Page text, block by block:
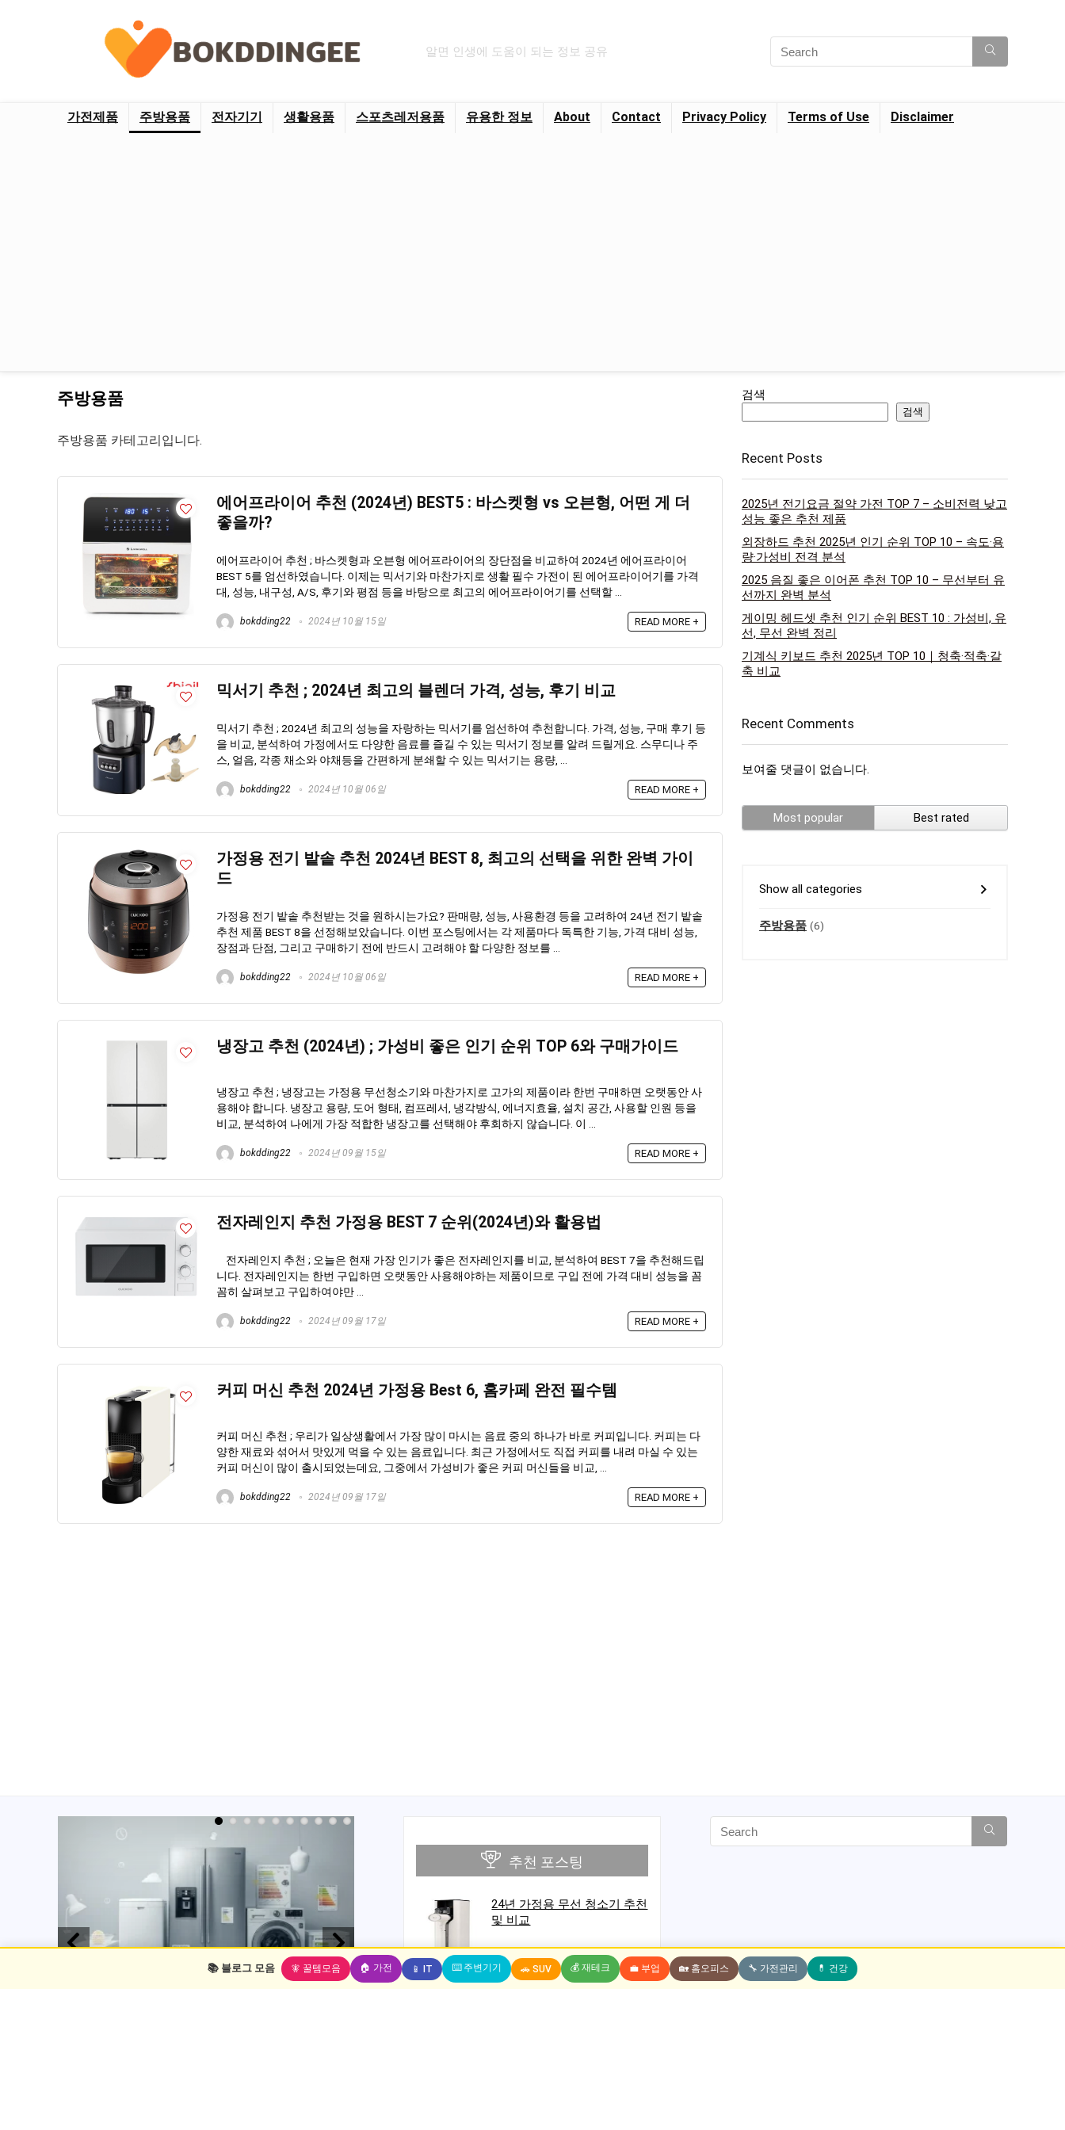
알면 인생에 도움이 되는 정보 공유
가전제품 주방용품 전자기기 생활용품 스포츠레저용품 유용한 정보 About Contact Privacy Policy Terms of Use Disclaimer
주방용품
주방용품 카테고리입니다.
에어프라이어 추천 (2024년) BEST5 : 바스켓형 vs 오븐형, 어떤 게 더
좋을까?
에어프라이어 추천 ; 바스켓형과 오븐형 에어프라이어의 장단점을 비교하여 2024년 에어프라이어
BEST 5를 엄선하였습니다. 이제는 믹서기와 마찬가지로 생활 필수 가전이 된 에어프라이어기를 가격
대, 성능, 내구성, A/S, 후기와 평점 등을 바탕으로 최고의 에어프라이어기를 선택할 ...
bokdding22 2024년 10월 15일 READ MORE +
믹서기 추천 ; 2024년 최고의 블렌더 가격, 성능, 후기 비교
믹서기 추천 ; 2024년 최고의 성능을 자랑하는 믹서기를 엄선하여 추천합니다. 가격, 성능, 구매 후기 등
을 비교, 분석하여 가정에서도 다양한 음료를 즐길 수 있는 믹서기 정보를 알려 드릴게요. 스무디나 주
스, 얼음, 각종 채소와 야채등을 간편하게 분쇄할 수 있는 믹서기는 용량, ...
bokdding22 2024년 10월 06일 READ MORE +
가정용 전기 밭솥 추천 2024년 BEST 8, 최고의 선택을 위한 완벽 가이
드
가정용 전기 밭솥 추천받는 것을 원하시는가요? 판매량, 성능, 사용환경 등을 고려하여 24년 전기 밭솥
추천 제품 BEST 8을 선정해보았습니다. 이번 포스팅에서는 각 제품마다 독특한 기능, 가격 대비 성능,
장점과 단점, 그리고 구매하기 전에 반드시 고려해야 할 다양한 정보를 ...
bokdding22 2024년 10월 06일 READ MORE +
냉장고 추천 (2024년) ; 가성비 좋은 인기 순위 TOP 6와 구매가이드
냉장고 추천 ; 냉장고는 가정용 무선청소기와 마찬가지로 고가의 제품이라 한번 구매하면 오랫동안 사
용해야 합니다. 냉장고 용량, 도어 형태, 컴프레서, 냉각방식, 에너지효율, 설치 공간, 사용할 인원 등을
비교, 분석하여 나에게 가장 적합한 냉장고를 선택해야 후회하지 않습니다. 이 ...
bokdding22 2024년 09월 15일 READ MORE +
전자레인지 추천 가정용 BEST 7 순위(2024년)와 활용법
전자레인지 추천 ; 오늘은 현재 가장 인기가 좋은 전자레인지를 비교, 분석하여 BEST 7을 추천해드립
니다. 전자레인지는 한번 구입하면 오랫동안 사용해야하는 제품이므로 구입 전에 가격 대비 성능을 꼼
꼼히 살펴보고 구입하여야만 ...
bokdding22 2024년 09월 17일 READ MORE +
커피 머신 추천 2024년 가정용 Best 6, 홈카페 완전 필수템
커피 머신 추천 ; 우리가 일상생활에서 가장 많이 마시는 음료 중의 하나가 바로 커피입니다. 커피는 다
양한 재료와 섞어서 맛있게 먹을 수 있는 음료입니다. 최근 가정에서도 직접 커피를 내려 마실 수 있는
커피 머신이 많이 출시되었는데요, 그중에서 가성비가 좋은 커피 머신들을 비교, ...
bokdding22 2024년 09월 17일 READ MORE +
검색
검색
Recent Posts
2025년 전기요금 절약 가전 TOP 7 – 소비전력 낮고
성능 좋은 추천 제품
외장하드 추천 2025년 인기 순위 TOP 10 – 속도·용
량·가성비 전격 분석
2025 음질 좋은 이어폰 추천 TOP 10 – 무선부터 유
선까지 완벽 분석
게이밍 헤드셋 추천 인기 순위 BEST 10 : 가성비, 유
선, 무선 완벽 정리
기계식 키보드 추천 2025년 TOP 10｜청축·적축·갈
축 비교
Recent Comments
보여줄 댓글이 없습니다.
Most popular Best rated
Show all categories
주방용품 (6)
추천 포스팅
24년 가정용 무선 청소기 추천
및 비교
📚 블로그 모음 🧚 꿀템모음 🏠 가전 📱 IT ⌨️ 주변기기 🚗 SUV 💰 재테크 💼 부업 🏡 홈오피스 🔧 가전관리 💊 건강